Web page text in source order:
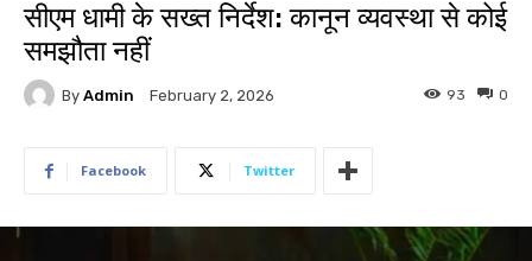
सीएम धामी के सख्त निर्देश: कानून व्यवस्था से कोई
समझौता नहीं
By Admin February 2, 2026 0
93
Facebook Twitter